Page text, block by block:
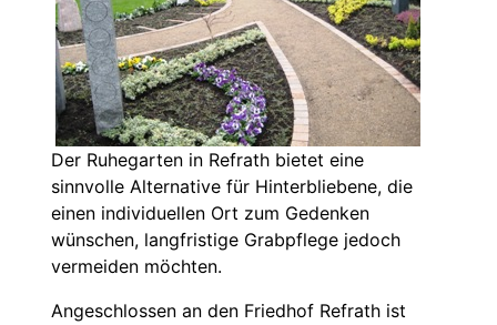
Der Ruhegarten in Refrath bietet eine
sinnvolle Alternative für Hinterbliebene, die
einen individuellen Ort zum Gedenken
wünschen, langfristige Grabpflege jedoch
vermeiden möchten.
Angeschlossen an den Friedhof Refrath ist